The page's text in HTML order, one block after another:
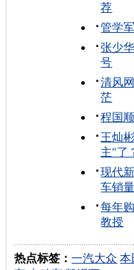
荐
管学军
张少华
号
清风
茫
程国顺
王灿彬
主"了
现代
车销量
每年
教授
热点标签：一汽大众 本